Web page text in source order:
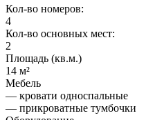
Кол-во номеров:
4
Кол-во основных мест:
2
Площадь (кв.м.)
14 м²
Мебель
— кровати односпальные
— прикроватные тумбочки